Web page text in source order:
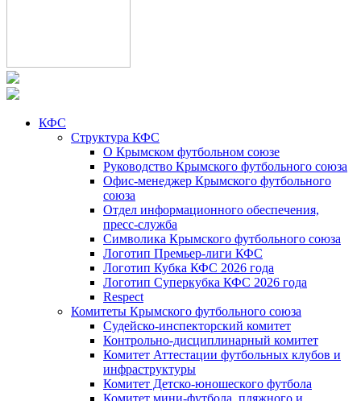
КФС
Структура КФС
О Крымском футбольном союзе
Руководство Крымского футбольного союза
Офис-менеджер Крымского футбольного
союза
Отдел информационного обеспечения,
пресс-служба
Символика Крымского футбольного союза
Логотип Премьер-лиги КФС
Логотип Кубка КФС 2026 года
Логотип Суперкубка КФС 2026 года
Respect
Комитеты Крымского футбольного союза
Судейско-инспекторский комитет
Контрольно-дисциплинарный комитет
Комитет Аттестации футбольных клубов и
инфраструктуры
Комитет Детско-юношеского футбола
Комитет мини-футбола, пляжного и